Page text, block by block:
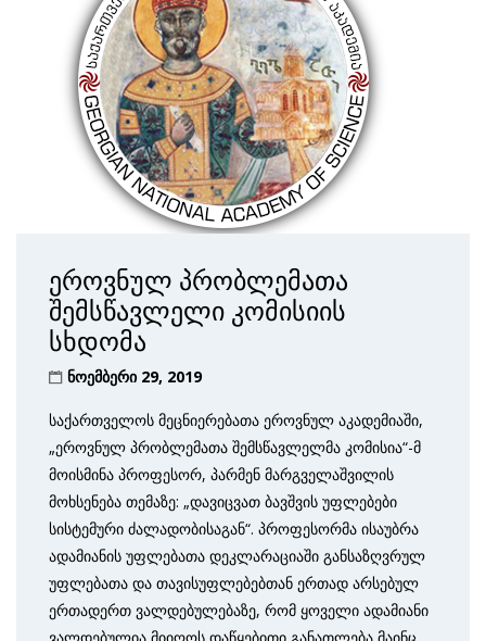
ეროვნულ პრობლემათა
შემსწავლელი კომისიის
სხდომა
ნოემბერი 29, 2019
საქართველოს მეცნიერებათა ეროვნულ აკადემიაში,
„ეროვნულ პრობლემათა შემსწავლელმა კომისია“-მ
მოისმინა პროფესორ, პარმენ მარგველაშვილის
მოხსენება თემაზე: „დავიცვათ ბავშვის უფლებები
სისტემური ძალადობისაგან“. პროფესორმა ისაუბრა
ადამიანის უფლებათა დეკლარაციაში განსაზღვრულ
უფლებათა და თავისუფლებებთან ერთად არსებულ
ერთადერთ ვალდებულებაზე, რომ ყოველი ადამიანი